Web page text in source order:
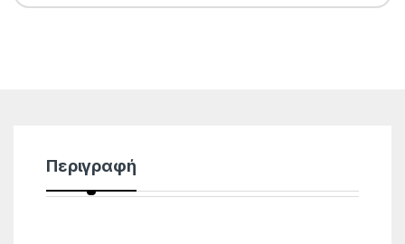
Περιγραφή